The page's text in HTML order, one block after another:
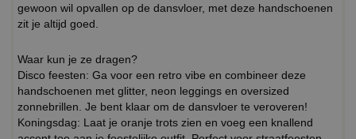
gewoon wil opvallen op de dansvloer, met deze handschoenen
zit je altijd goed.
Waar kun je ze dragen?
Disco feesten: Ga voor een retro vibe en combineer deze
handschoenen met glitter, neon leggings en oversized
zonnebrillen. Je bent klaar om de dansvloer te veroveren!
Koningsdag: Laat je oranje trots zien en voeg een knallend